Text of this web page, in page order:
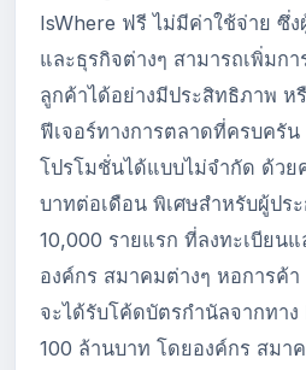
IsWhere ฟรี ไม่มีค่าใช้จ่าย ซึ่
และธุรกิจต่างๆ สามารถเพิ่มกา
ลูกค้าได้อย่างมีประสิทธิภาพ ห
ฟีเจอร์ทางการตลาดที่ครบครั
โปรโมชั่นได้แบบไม่จำกัด ด้วย
บาทต่อเดือน พิเศษสำหรับผู้ปร
10,000 รายแรก ที่ลงทะเบียน
องค์กร สมาคมต่างๆ หอการค้
จะได้รับโค้ดบัตรกำนัลจากทาง
100 ล้านบาท โดยองค์กร สมา